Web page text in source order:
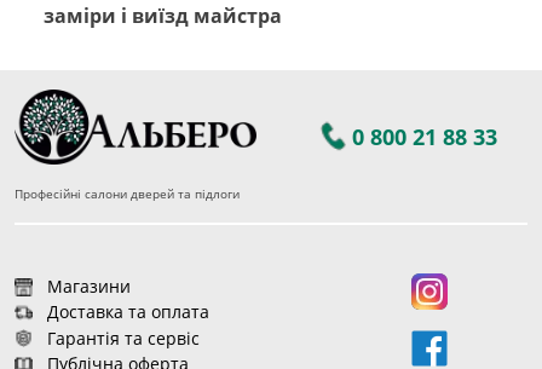
заміри і виїзд майстра
0 800 21 88 33
Професійні салони дверей та підлоги
Магазини
Доставка та оплата
Гарантія та сервіс
Публічна оферта